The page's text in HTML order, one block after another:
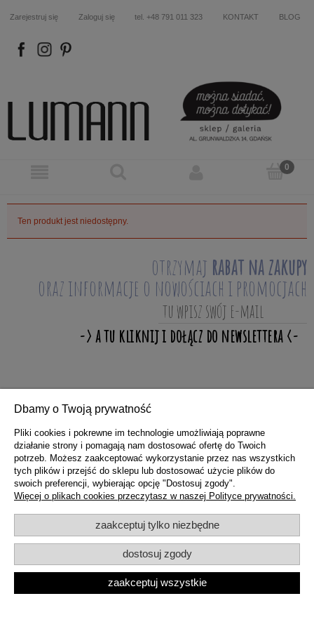
Zarejestruj się Zaloguj się tel. +48 791 011 323 KONTAKT BLOG
FB IN P
Ten produkt jest niedostępny.
otrzymaj rabat na zakupy
oraz informacje o nowościach i promocjach
POMOC
MOJE KONTO
INFORMACJE
pokaż pełną wersję strony
Dbamy o Twoją prywatność
Pliki cookies i pokrewne im technologie umożliwiają poprawne
działanie strony i pomagają nam dostosować ofertę do Twoich
potrzeb. Możesz zaakceptować wykorzystanie przez nas wszystkich
tych plików i przejść do sklepu lub dostosować użycie plików do
swoich preferencji, wybierając opcję "Dostosuj zgody".
Więcej o plikach cookies przeczytasz w naszej Polityce prywatności.
zaakceptuj tylko niezbędne
dostosuj zgody
zaakceptuj wszystkie